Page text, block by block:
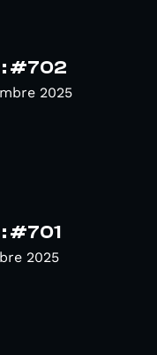
: #702
2025
#701
2025